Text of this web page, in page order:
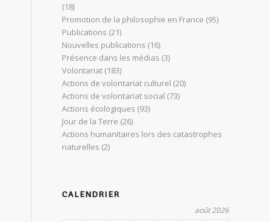
(18)
Promotion de la philosophie en France (95)
Publications (21)
Nouvelles publications (16)
Présence dans les médias (3)
Volontariat (183)
Actions de volontariat culturel (20)
Actions de volontariat social (73)
Actions écologiques (93)
Jour de la Terre (26)
Actions humanitaires lors des catastrophes
naturelles (2)
CALENDRIER
août 2026